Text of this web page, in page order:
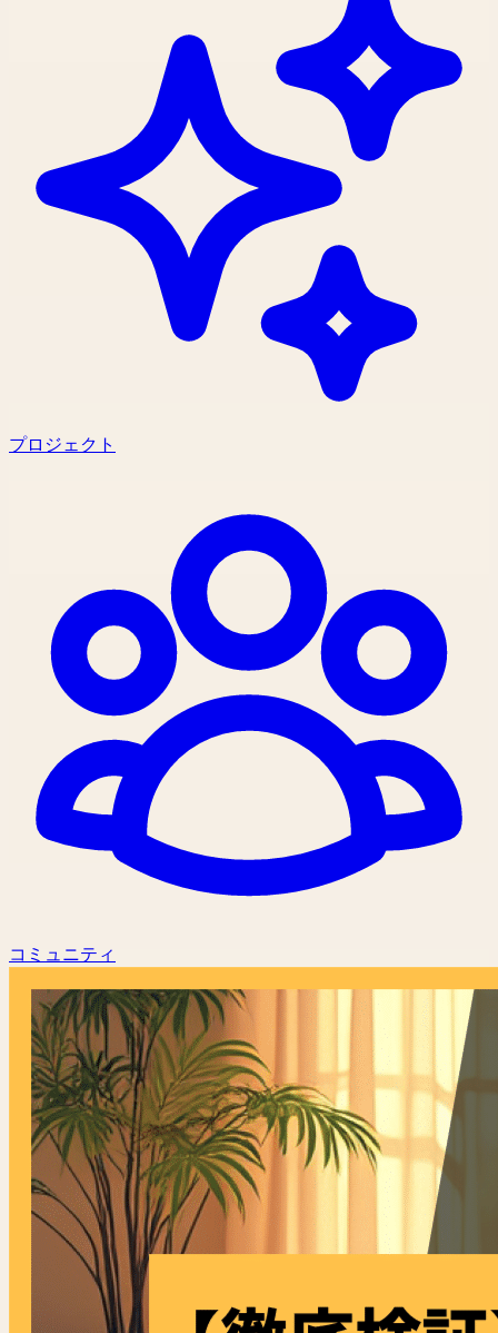
プロジェクト
コミュニティ